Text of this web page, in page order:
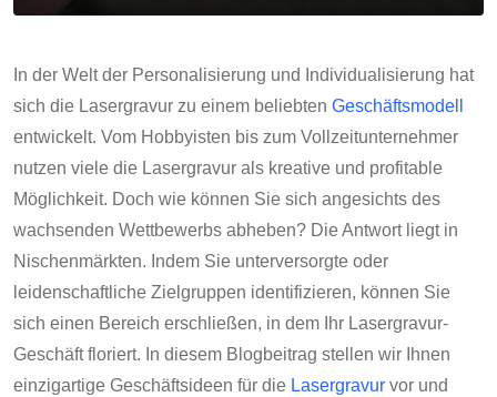
In der Welt der Personalisierung und Individualisierung hat
sich die Lasergravur zu einem beliebten Geschäftsmodell
entwickelt. Vom Hobbyisten bis zum Vollzeitunternehmer
nutzen viele die Lasergravur als kreative und profitable
Möglichkeit. Doch wie können Sie sich angesichts des
wachsenden Wettbewerbs abheben? Die Antwort liegt in
Nischenmärkten. Indem Sie unterversorgte oder
leidenschaftliche Zielgruppen identifizieren, können Sie
sich einen Bereich erschließen, in dem Ihr Lasergravur-
Geschäft floriert. In diesem Blogbeitrag stellen wir Ihnen
einzigartige Geschäftsideen für die Lasergravur vor und